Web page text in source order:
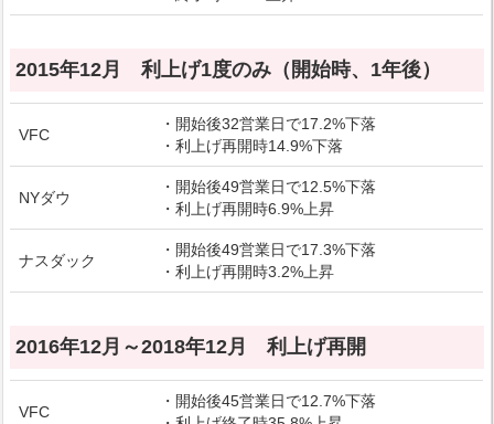
2015年12月 利上げ1度のみ（開始時、1年後）
VFC
・開始後32営業日で17.2%下落
・利上げ再開時14.9%下落
NYダウ
・開始後49営業日で12.5%下落
・利上げ再開時6.9%上昇
ナスダック
・開始後49営業日で17.3%下落
・利上げ再開時3.2%上昇
2016年12月～2018年12月 利上げ再開
VFC
・開始後45営業日で12.7%下落